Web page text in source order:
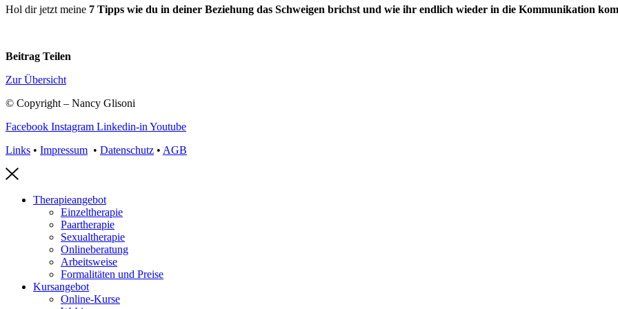
Hol dir jetzt meine 7 Tipps wie du in deiner Beziehung das Schweigen brichst und wie ihr endlich wieder in die Kommunikation
Beitrag Teilen
Zur Übersicht
© Copyright – Nancy Glisoni
Facebook Instagram Linkedin-in Youtube
Links • Impressum • Datenschutz • AGB
Therapieangebot
Einzeltherapie
Paartherapie
Sexualtherapie
Onlineberatung
Arbeitsweise
Formalitäten und Preise
Kursangebot
Online-Kurse